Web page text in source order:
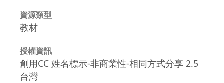
資源類型
教材
授權資訊
創用CC 姓名標示-非商業性-相同方式分享 2.5
台灣